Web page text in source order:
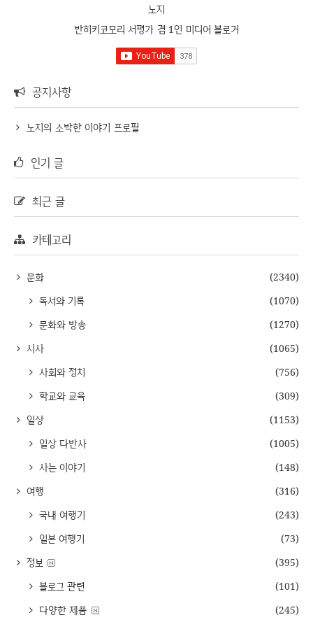
노지
반히키코모리 서평가 겸 1인 미디어 블로거
공지사항
노지의 소박한 이야기 프로필
인기 글
최근 글
카테고리
문화
(2340)
독서와 기록
(1070)
문화와 방송
(1270)
시사
(1065)
사회와 정치
(756)
학교와 교육
(309)
일상
(1153)
일상 다반사
(1005)
사는 이야기
(148)
여행
(316)
국내 여행기
(243)
일본 여행기
(73)
정보
(395)
블로그 관련
(101)
다양한 제품
(245)